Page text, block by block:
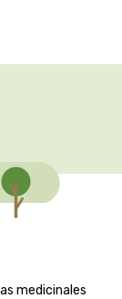
medicinales